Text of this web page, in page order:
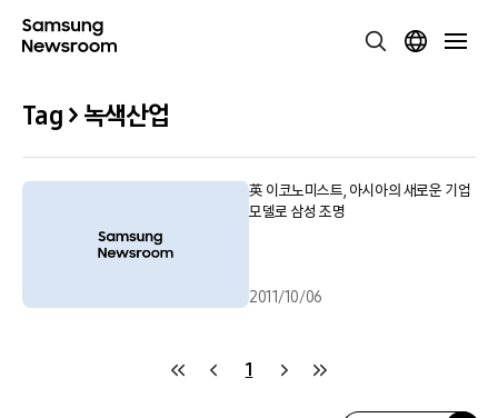
Tag > 녹색산업
英 이코노미스트, 아시아의 새로운 기업
모델로 삼성 조명
2011/10/06
1